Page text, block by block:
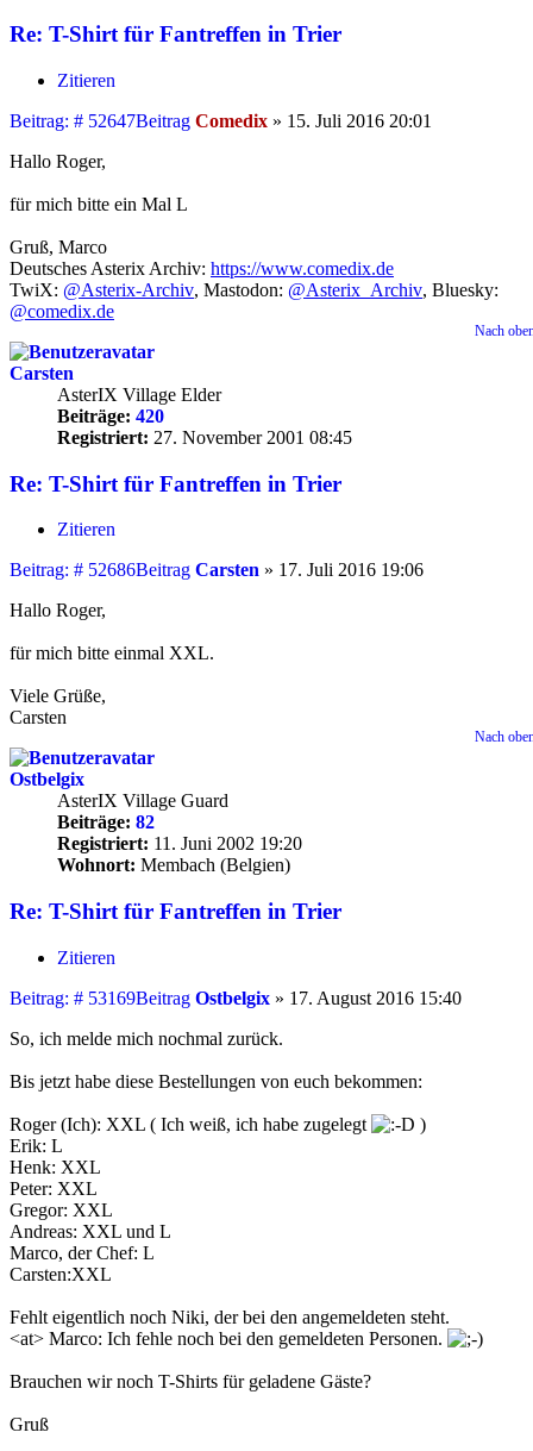
Re: T-Shirt für Fantreffen in Trier
Zitieren
Beitrag: # 52647Beitrag Comedix » 15. Juli 2016 20:01
Hallo Roger,
für mich bitte ein Mal L
Gruß, Marco
Deutsches Asterix Archiv: https://www.comedix.de
TwiX: @Asterix-Archiv, Mastodon: @Asterix_Archiv, Bluesky:
@comedix.de
Nach
Carsten
AsterIX Village Elder
Beiträge: 420
Registriert: 27. November 2001 08:45
Re: T-Shirt für Fantreffen in Trier
Zitieren
Beitrag: # 52686Beitrag Carsten » 17. Juli 2016 19:06
Hallo Roger,
für mich bitte einmal XXL.
Viele Grüße,
Carsten
Nach
Ostbelgix
AsterIX Village Guard
Beiträge: 82
Registriert: 11. Juni 2002 19:20
Wohnort: Membach (Belgien)
Re: T-Shirt für Fantreffen in Trier
Zitieren
Beitrag: # 53169Beitrag Ostbelgix » 17. August 2016 15:40
So, ich melde mich nochmal zurück.
Bis jetzt habe diese Bestellungen von euch bekommen:
Roger (Ich): XXL ( Ich weiß, ich habe zugelegt
)
Erik: L
Henk: XXL
Peter: XXL
Gregor: XXL
Andreas: XXL und L
Marco, der Chef: L
Carsten:XXL
Fehlt eigentlich noch Niki, der bei den angemeldeten steht.
<at> Marco: Ich fehle noch bei den gemeldeten Personen.
Brauchen wir noch T-Shirts für geladene Gäste?
Gruß